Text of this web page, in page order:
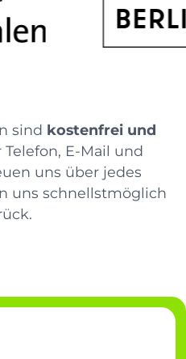
sind kostenfrei und
Telefon, E-Mail und
uns über jedes
uns schnellstmöglich